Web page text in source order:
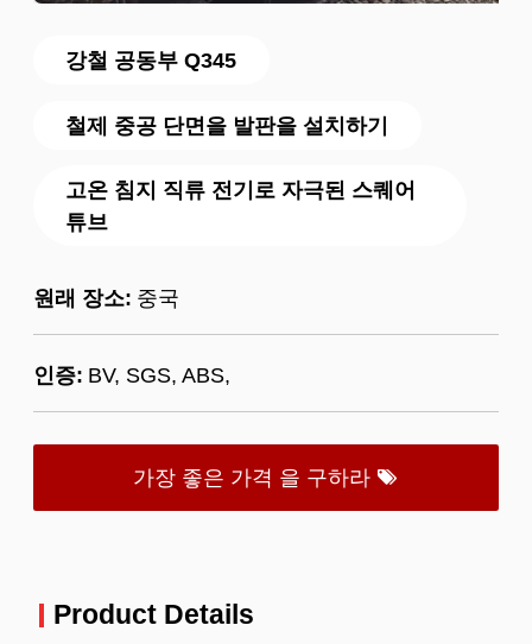
강철 공동부 Q345
철제 중공 단면을 발판을 설치하기
고온 침지 직류 전기로 자극된 스퀘어
튜브
원래 장소: 중국
인증: BV, SGS, ABS,
가장 좋은 가격 을 구하라
Product Details